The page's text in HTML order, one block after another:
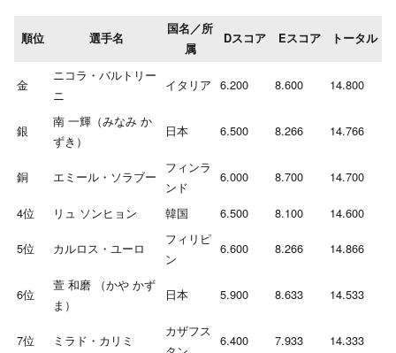
順位 選手名
国名／所
属
Dスコア Eスコア トータル
金
ニコラ・バルトリー
ニ
イタリア 6.200 8.600 14.800
銀
南 一輝（みなみ か
ずき）
日本 6.500 8.266 14.766
銅 エミール・ソラブー
フィンラ
ンド
6.000 8.700 14.700
4位 リュ ソンヒョン 韓国 6.500 8.100 14.600
5位 カルロス・ユーロ
フィリピ
ン
6.600 8.266 14.866
6位
萱 和磨 （かや かず
ま）
日本 5.900 8.633 14.533
7位 ミラド・カリミ
カザフス
6.400 7.933 14.333